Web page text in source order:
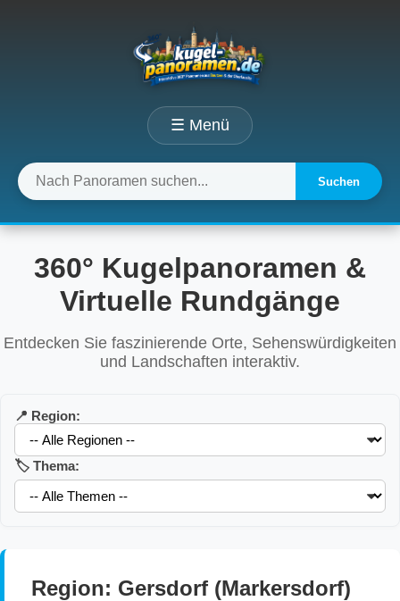
☰ Menü
Suchen
360° Kugelpanoramen &
Virtuelle Rundgänge
Entdecken Sie faszinierende Orte, Sehenswürdigkeiten
und Landschaften interaktiv.
📍 Region:
🏷️ Thema:
Region: Gersdorf (Markersdorf)